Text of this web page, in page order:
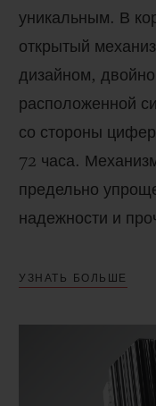
уникальным. В
открытый
дизайном,
расположенной
со стороны
72 часа.
предельно
надежности и
УЗНАТЬ БОЛЬШЕ